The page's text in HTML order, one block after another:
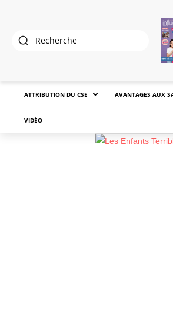
ATTRIBUTION DU CSE AVANTAGES AUX
VIDÉO